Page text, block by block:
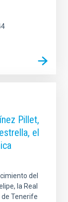
Pillet,
el
del
la Real
de Tenerife